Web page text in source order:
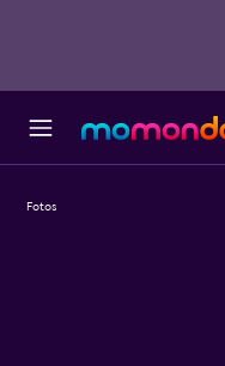
Fotos